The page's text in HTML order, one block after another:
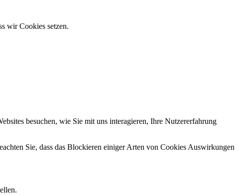
wir Cookies setzen.
besuchen, wie Sie mit uns interagieren, Ihre Nutzererfahrung
Sie, dass das Blockieren einiger Arten von Cookies Auswirkungen